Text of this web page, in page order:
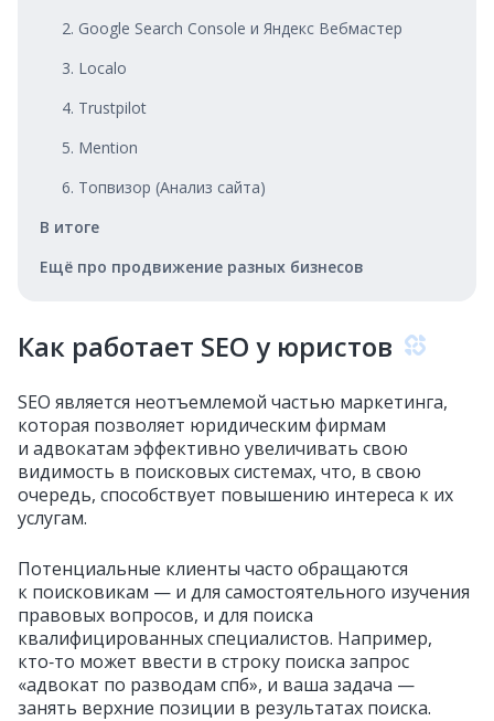
2. Google Search Console и Яндекс Вебмастер
3. Localo
4. Trustpilot
5. Mention
6. Топвизор (Анализ сайта)
В итоге
Ещё про продвижение разных бизнесов
Как работает SEO у юристов
SEO является неотъемлемой частью маркетинга,
которая позволяет юридическим фирмам
и адвокатам эффективно увеличивать свою
видимость в поисковых системах, что, в свою
очередь, способствует повышению интереса к их
услугам.
Потенциальные клиенты часто обращаются
к поисковикам — и для самостоятельного изучения
правовых вопросов, и для поиска
квалифицированных специалистов. Например,
кто‑то может ввести в строку поиска запрос
«адвокат по разводам спб», и ваша задача —
занять верхние позиции в результатах поиска.